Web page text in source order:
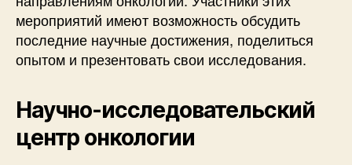
мероприятий имеют возможность обсудить
последние научные достижения, поделиться
опытом и презентовать свои исследования.
Научно-исследовательский
центр онкологии